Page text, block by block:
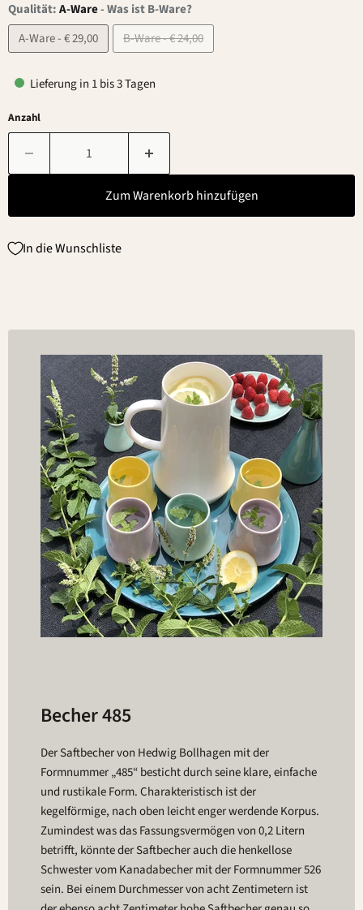
Qualität:A-Ware-Was ist B-Ware?
A-Ware - € 29,00
B-Ware - € 24,00
Lieferung in 1 bis 3 Tagen
Anzahl
Zum Warenkorb hinzufügen
In die Wunschliste
Becher 485
Der Saftbecher von Hedwig Bollhagen mit der
Formnummer „485“ besticht durch seine klare, einfache
und rustikale Form. Charakteristisch ist der
kegelförmige, nach oben leicht enger werdende Korpus.
Zumindest was das Fassungsvermögen von 0,2 Litern
betrifft, könnte der Saftbecher auch die henkellose
Schwester vom Kanadabecher mit der Formnummer 526
sein. Bei einem Durchmesser von acht Zentimetern ist